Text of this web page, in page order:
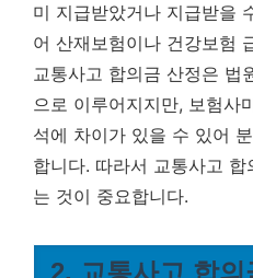
미 지급받았거나 지급받을
어 산재보험이나 건강보험
교통사고 합의금 산정은 법
으로 이루어지지만, 보험사
석에 차이가 있을 수 있어
합니다. 따라서 교통사고
는 것이 중요합니다.
2. 교통사고 합